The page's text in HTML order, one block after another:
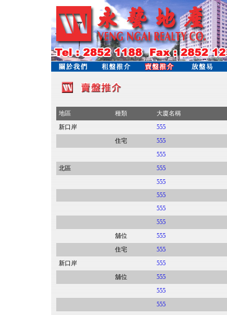
地區 種類
大廈名稱
新口岸
555
住宅
555
555
北區
555
555
555
555
555
舖位
555
住宅
555
新口岸
555
舖位
555
555
555